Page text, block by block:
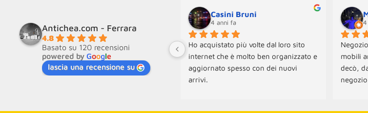
Antichea.com - Ferrara
4.8
Basato su 120 recensioni
powered by Google
lascia una recensione su
Casini Bruni
4 anni fa
Ho acquistato più volte dal loro sito
internet che è molto ben organizzato e
aggiornato spesso con dei nuovi
arrivi.
4
mobili
decò,